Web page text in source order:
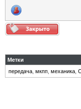
Метки
передача мкпп механика